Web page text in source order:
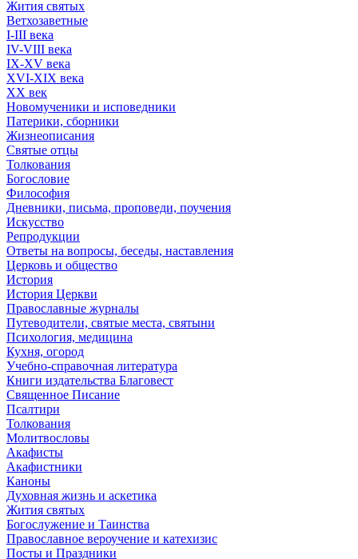
Жития святых
Ветхозаветные
I-III века
IV-VIII века
IX-XV века
XVI-XIX века
XX век
Новомученики и исповедники
Патерики, сборники
Жизнеописания
Святые отцы
Толкования
Богословие
Философия
Дневники, письма, проповеди, поучения
Искусство
Репродукции
Ответы на вопросы, беседы, наставления
Церковь и общество
История
История Церкви
Православные журналы
Путеводители, святые места, святыни
Психология, медицина
Кухня, огород
Учебно-справочная литература
Книги издательства Благовест
Священное Писание
Псалтири
Толкования
Молитвословы
Акафисты
Акафистники
Каноны
Духовная жизнь и аскетика
Жития святых
Богослужение и Таинства
Православное вероучение и катехизис
Посты и Праздники